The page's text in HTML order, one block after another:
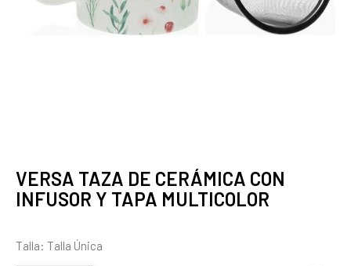
VERSA TAZA DE CERÁMICA CON
INFUSOR Y TAPA MULTICOLOR
Talla: Talla Única